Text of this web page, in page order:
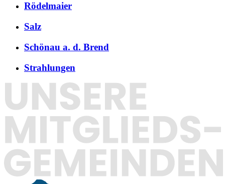
Rödelmaier
Salz
Schönau a. d. Brend
Strahlungen